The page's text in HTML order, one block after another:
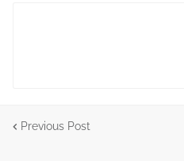
Previous Post